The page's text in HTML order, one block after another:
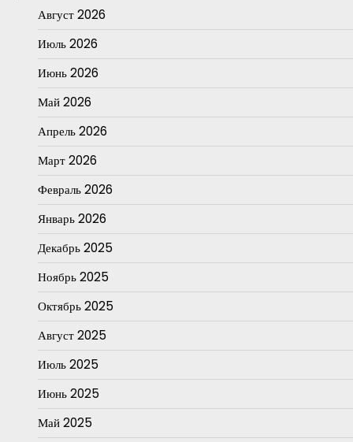
Август 2026
Июль 2026
Июнь 2026
Май 2026
Апрель 2026
Март 2026
Февраль 2026
Январь 2026
Декабрь 2025
Ноябрь 2025
Октябрь 2025
Август 2025
Июль 2025
Июнь 2025
Май 2025